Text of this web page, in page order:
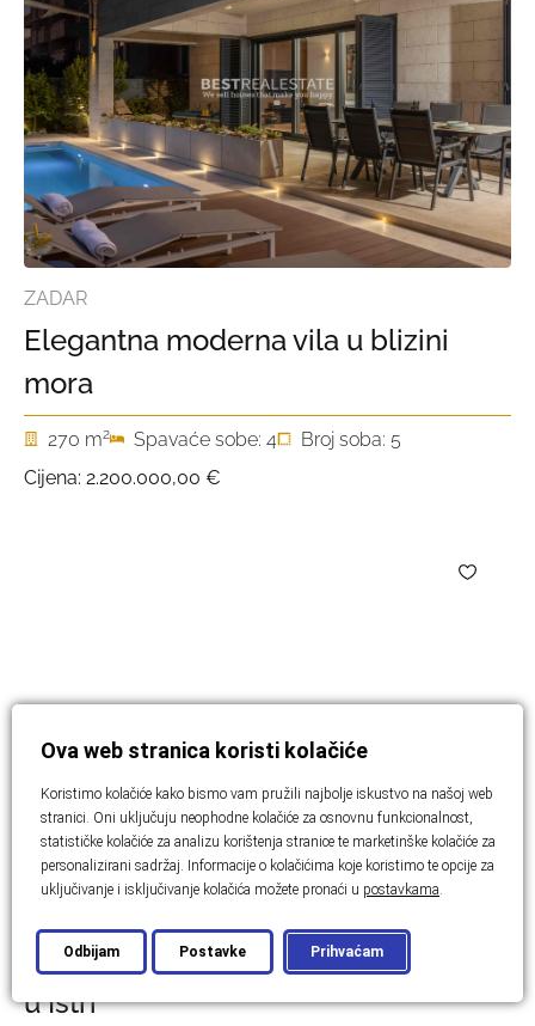
ZADAR
Elegantna moderna vila u blizini
mora
270 m2 Spavaće sobe: 4
Broj soba: 5
Cijena: 2.200.000,00 €
Prekrasna kamena kuća s bazenom
u Istri
Ova web stranica koristi kolačiće
Koristimo kolačiće kako bismo vam pružili najbolje iskustvo na našoj web
stranici. Oni uključuju neophodne kolačiće za osnovnu funkcionalnost,
statističke kolačiće za analizu korištenja stranice te marketinške kolačiće za
personalizirani sadržaj. Informacije o kolačićima koje koristimo te opcije za
uključivanje i isključivanje kolačića možete pronaći u postavkama.
Prihvaćam
Odbijam Postavke